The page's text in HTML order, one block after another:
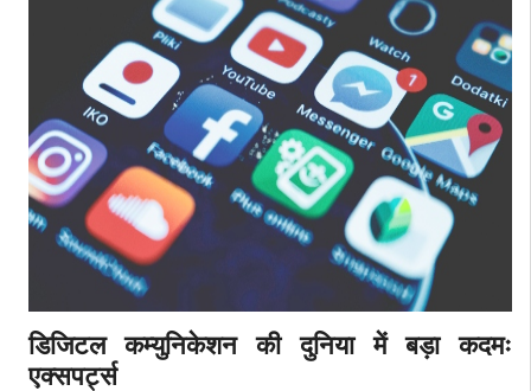
डिजिटल कम्युनिकेशन की दुनिया में बड़ा कदमः
एक्सपर्ट्स